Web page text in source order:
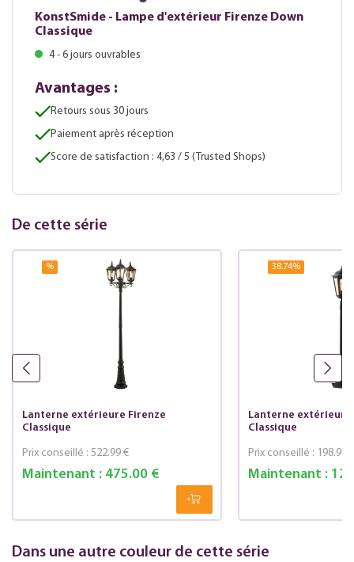
KonstSmide - Lampe d'extérieur Firenze Down
Classique
4 - 6 jours ouvrables
Avantages :
Retours sous 30 jours
Paiement après réception
Score de satisfaction : 4,63 / 5 (Trusted Shops)
De cette série
%
Lanterne extérieure Firenze
Classique
Maintenant :475.00 €
Prix conseillé : 522.99 €
38.74%
Lanterne extérieure
Classique
Maintenant :
Prix conseillé : 198.99 €
Dans une autre couleur de cette série